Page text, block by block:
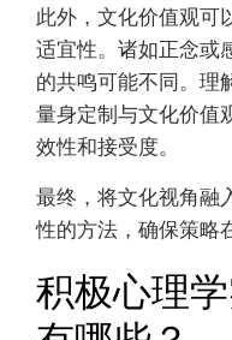
此外，文化价值观可
适宜性。诸如正念或
的共鸣可能不同。理
量身定制与文化价值
效性和接受度。
最终，将文化视角融
性的方法，确保策略
积极心理